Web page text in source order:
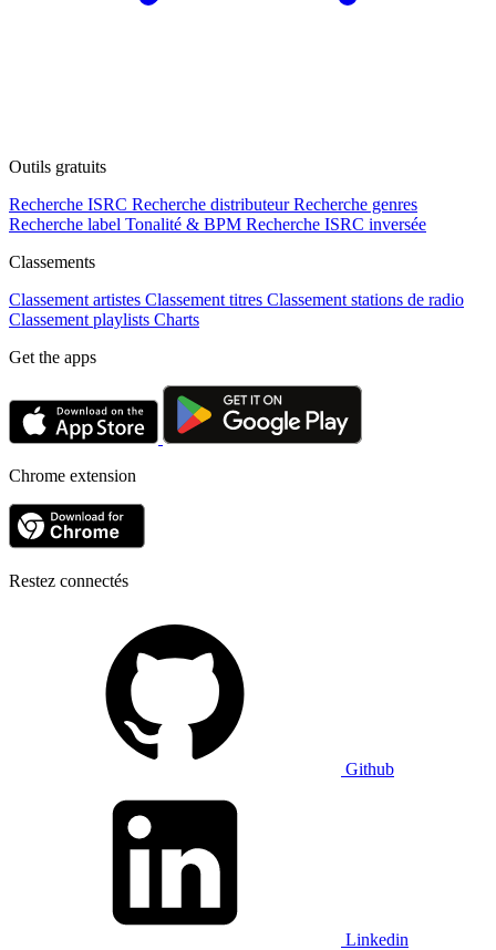
Outils gratuits
Recherche ISRC Recherche distributeur Recherche genres
Recherche label Tonalité & BPM Recherche ISRC inversée
Classements
Classement artistes Classement titres Classement stations de radio
Classement playlists Charts
Get the apps
Chrome extension
Restez connectés
Github
Linkedin